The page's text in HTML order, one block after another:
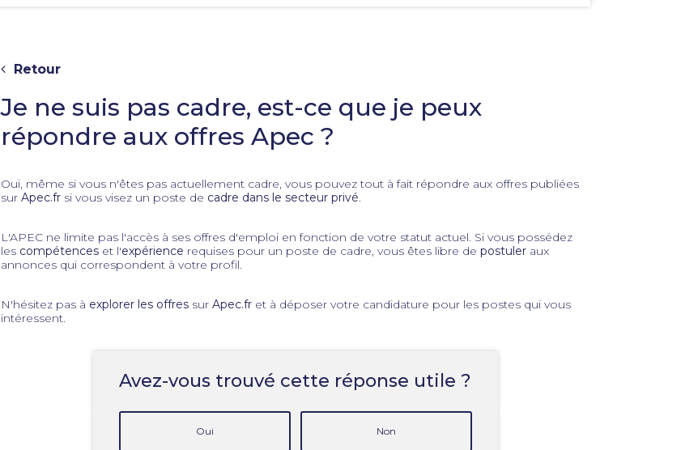
Retour
Je ne suis pas cadre, est-ce que je peux
répondre aux offres Apec ?
Oui, même si vous n'êtes pas actuellement cadre, vous pouvez tout à fait répondre aux offres publiées
sur Apec.fr si vous visez un poste de cadre dans le secteur privé.
L'APEC ne limite pas l'accès à ses offres d'emploi en fonction de votre statut actuel. Si vous possédez
les compétences et l'expérience requises pour un poste de cadre, vous êtes libre de postuler aux
annonces qui correspondent à votre profil.
N'hésitez pas à explorer les offres sur Apec.fr et à déposer votre candidature pour les postes qui vous
intéressent.
Avez-vous trouvé cette réponse utile ?
Oui Non